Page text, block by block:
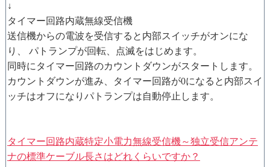
↓
タイマー回路内蔵無線受信機
送信機からの電波を受信すると内部スイッチがオンにな
り、 パトランプが回転、点滅をはじめます。
同時にタイマー回路のカウントダウンがスタートします。
カウントダウンが進み、タイマー回路が0になると内部スイ
ッチはオフになりパトランプは自動停止します。
タイマー回路内蔵特定小電力無線受信機～独立受信アンテ
ナの標準ケーブル長さはどれくらいですか？